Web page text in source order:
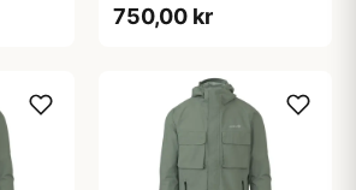
750,00 kr